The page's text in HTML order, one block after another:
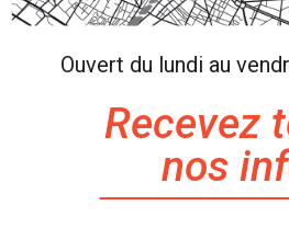
Ouvert du lundi au
Recevez
nos